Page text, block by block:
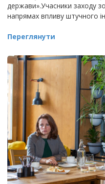
держави».Учасники заходу
напрямах впливу штучного
Переглянути